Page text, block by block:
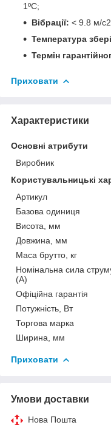
1ºC;
Вібрації: < 9.8 м/
Температура
Термін
Приховати
Характеристики
Основні атрибути
Виробник
Користувальницькі
Артикул
Базова одиниця
Висота, мм
Довжина, мм
Маса брутто, кг
Номінальна сила
(А)
Офіційна гарантія
Потужність, Вт
Торгова марка
Ширина, мм
Приховати
Умови доставки
Нова Пошта